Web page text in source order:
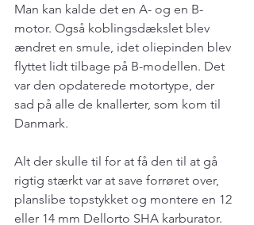
Man kan kalde det en A- og en B-
motor. Også koblingsdækslet blev
ændret en smule, idet oliepinden blev
flyttet lidt tilbage på B-modellen. Det
var den opdaterede motortype, der
sad på alle de knallerter, som kom til
Danmark.
Alt der skulle til for at få den til at gå
rigtig stærkt var at save forrøret over,
planslibe topstykket og montere en 12
eller 14 mm Dellorto SHA karburator.